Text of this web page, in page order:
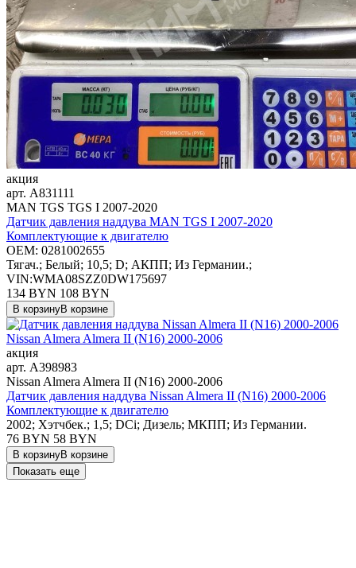
акция
арт. A831111
MAN TGS TGS I 2007-2020
Датчик давления наддува MAN TGS I 2007-2020
Комплектующие к двигателю
OEM: 0281002655
Тягач.; Белый; 10,5; D; АКПП; Из Германии.;
VIN:WMA08SZZ0DW175697
134 BYN 108 BYN
В корзинуВ корзине
акция
арт. A398983
Nissan Almera Almera II (N16) 2000-2006
Датчик давления наддува Nissan Almera II (N16) 2000-2006
Комплектующие к двигателю
2002; Хэтчбек.; 1,5; DCi; Дизель; МКПП; Из Германии.
76 BYN 58 BYN
В корзинуВ корзине
Показать еще